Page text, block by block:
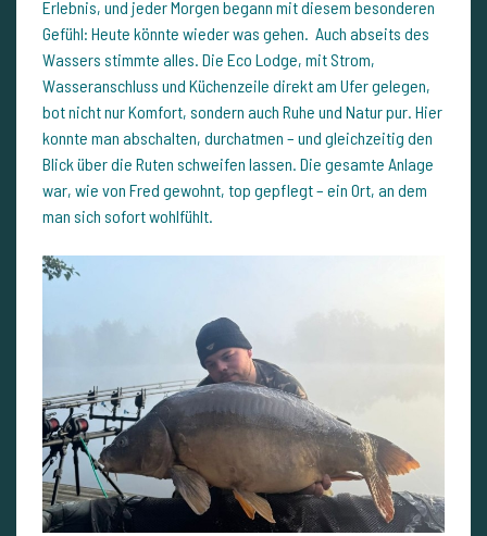
Erlebnis, und jeder Morgen begann mit diesem besonderen
Gefühl: Heute könnte wieder was gehen. Auch abseits des
Wassers stimmte alles. Die Eco Lodge, mit Strom,
Wasseranschluss und Küchenzeile direkt am Ufer gelegen,
bot nicht nur Komfort, sondern auch Ruhe und Natur pur. Hier
konnte man abschalten, durchatmen – und gleichzeitig den
Blick über die Ruten schweifen lassen. Die gesamte Anlage
war, wie von Fred gewohnt, top gepflegt – ein Ort, an dem
man sich sofort wohlfühlt.